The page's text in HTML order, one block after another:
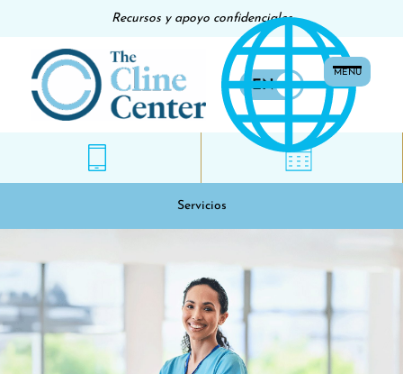
Recursos y apoyo confidenciales
ENES
MENU
Servicios